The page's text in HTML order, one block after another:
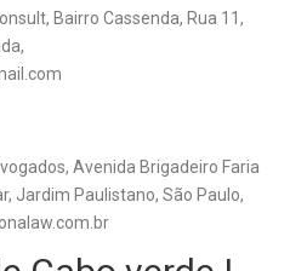
Bairro Cassenda, Rua 11,
Avenida Brigadeiro Faria
Jardim Paulistano, São Paulo,